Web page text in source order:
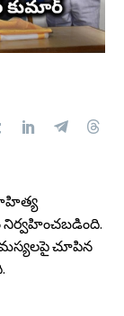
సాహిత్య
నిర్వహించబడింది.
చూపిన